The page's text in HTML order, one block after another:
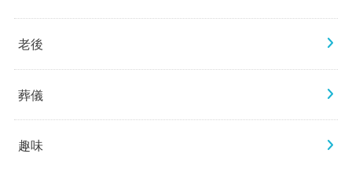
老後
葬儀
趣味